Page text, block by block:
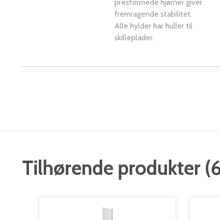
presformede hjørner giver
fremragende stabilitet.
Alle hylder har huller til
skilleplader.
Tilhørende produkter (